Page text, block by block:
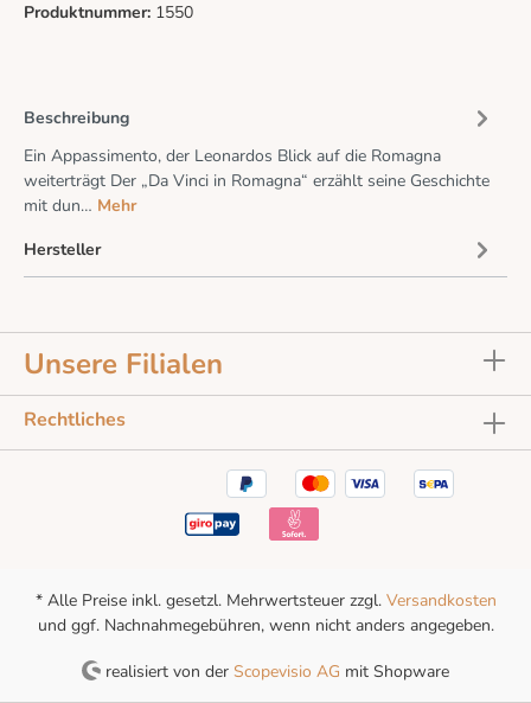
Produktnummer: 1550
Beschreibung
Ein Appassimento, der Leonardos Blick auf die Romagna
weiterträgt Der „Da Vinci in Romagna“ erzählt seine Geschichte
mit dun… Mehr
Hersteller
Unsere Filialen
Rechtliches
* Alle Preise inkl. gesetzl. Mehrwertsteuer zzgl. Versandkosten
und ggf. Nachnahmegebühren, wenn nicht anders angegeben.
realisiert von derScopevisio AG mit Shopware